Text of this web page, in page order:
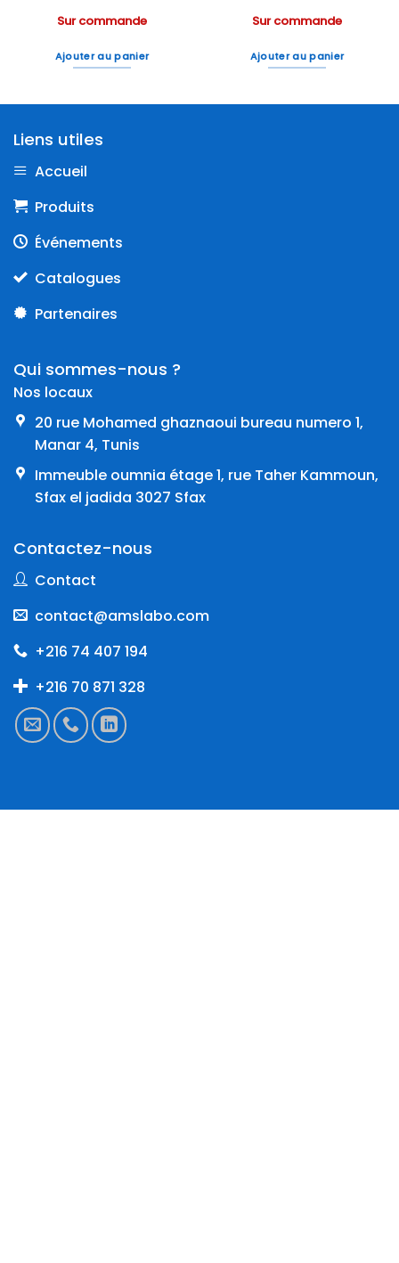
Sur commande
Ajouter au panier
Sur commande
Ajouter au panier
Liens utiles
Accueil
Produits
Événements
Catalogues
Partenaires
Qui sommes-nous ?
Nos locaux
20 rue Mohamed ghaznaoui bureau numero 1,
Manar 4, Tunis
Immeuble oumnia étage 1, rue Taher Kammoun,
Sfax el jadida 3027 Sfax
Contactez-nous
Contact
contact@amslabo.com
+216 74 407 194
+216 70 871 328